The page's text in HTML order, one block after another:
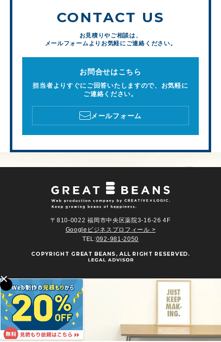
CONTACT US
お見積りやご相談は、
メールフォームよりお気軽にご連絡ください。
お問合せはこちら
担当者よりすぐにご回答いたしますので、お気軽に
ご連絡ください。
メールフォーム
〒810-0022 福岡市中央区薬院3-16-26 4F
Googleビジネスプロフィール >
TEL:092-981-2050
COPYRIGHT GREAT BEANS , ALL RIGHT RESERVED.